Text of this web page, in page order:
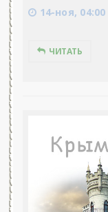
14-ноя, 04:00
ЧИТАТЬ